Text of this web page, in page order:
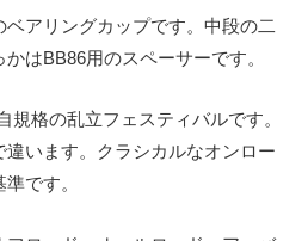
アリングカップです。中段の二
はBB86用のスペーサーです。
規格の乱立フェスティバルです。
います。クラシカルなオンロー
です。